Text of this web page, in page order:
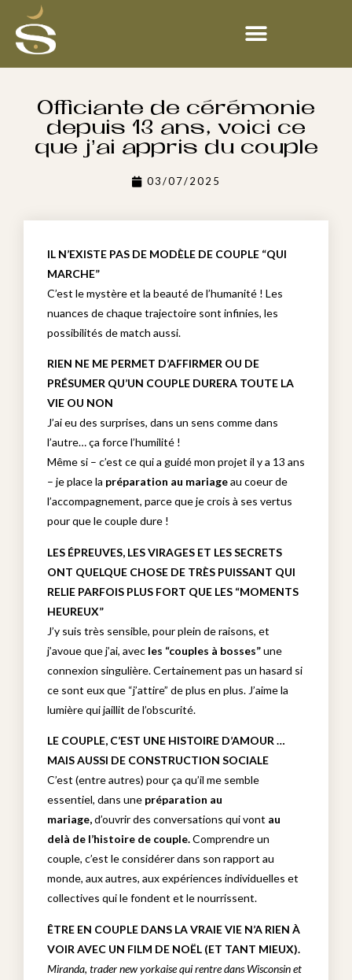
Officiante de cérémonie
depuis 13 ans, voici ce
que j’ai appris du couple
03/07/2025
IL N’EXISTE PAS DE MODÈLE DE COUPLE “QUI
MARCHE”
C’est le mystère et la beauté de l’humanité ! Les
nuances de chaque trajectoire sont infinies, les
possibilités de match aussi.
RIEN NE ME PERMET D’AFFIRMER OU DE
PRÉSUMER QU’UN COUPLE DURERA TOUTE LA
VIE OU NON
J’ai eu des surprises, dans un sens comme dans
l’autre… ça force l’humilité !
Même si – c’est ce qui a guidé mon projet il y a 13 ans
– je place la préparation au mariageau coeur de
l’accompagnement, parce que je crois à ses vertus
pour que le couple dure !
LES ÉPREUVES, LES VIRAGES ET LES SECRETS
ONT QUELQUE CHOSE DE TRÈS PUISSANT QUI
RELIE PARFOIS PLUS FORT QUE LES “MOMENTS
HEUREUX”
J’y suis très sensible, pour plein de raisons, et
j’avoue que j’ai, avec les “couples à bosses”une
connexion singulière. Certainement pas un hasard si
ce sont eux que “j’attire” de plus en plus. J’aime la
lumière qui jaillit de l’obscurité.
LE COUPLE, C’EST UNE HISTOIRE D’AMOUR …
MAIS AUSSI DE CONSTRUCTION SOCIALE
C’est (entre autres) pour ça qu’il me semble
essentiel, dans une préparation au
mariage,d’ouvrir des conversations qui vont au
delà de l’histoire de couple.Comprendre un
couple, c’est le considérer dans son rapport au
monde, aux autres, aux expériences individuelles et
collectives qui le fondent et le nourrissent.
ÊTRE EN COUPLE DANS LA VRAIE VIE N’A RIEN À
VOIR AVEC UN FILM DE NOËL (ET TANT MIEUX).
Miranda, trader new yorkaise qui rentre dans Wisconsin et